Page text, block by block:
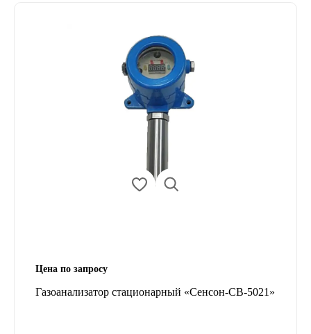
Цена по запросу
Газоанализатор стационарный «Сенсон-СВ-5021»